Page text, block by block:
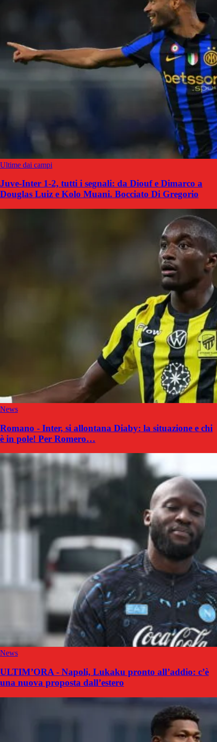
Ultime dai campi
Juve-Inter 1-2, tutti i segnali: da Diouf e Dimarco a
Douglas Luiz e Kolo Muani. Bocciato Di Gregorio
News
Romano - Inter, si allontana Diaby: la situazione e chi
è in pole! Per Romero…
News
ULTIM’ORA - Napoli, Lukaku pronto all’addio: c’è
una nuova proposta dall’estero